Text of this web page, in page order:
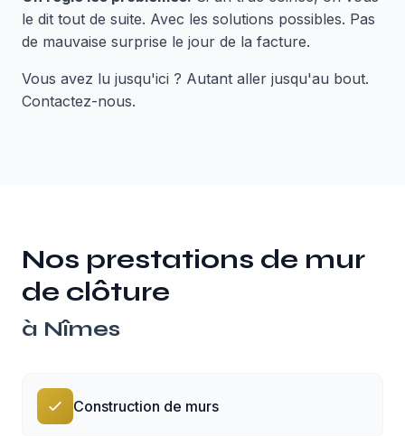
le dit tout de suite. Avec les solutions possibles. Pas
de mauvaise surprise le jour de la facture.
Vous avez lu jusqu'ici ? Autant aller jusqu'au bout.
Contactez-nous.
Nos prestations de mur
de clôture
à Nîmes
Construction de murs